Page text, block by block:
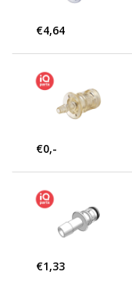
€4,64
€0,-
€1,33